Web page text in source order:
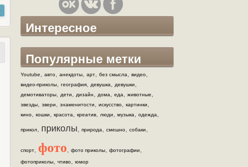
Интересное
Популярные метки
Youtube авто анекдоты арт без смысла видео
видео-приколы география девушка девушки
демотиваторы дети дизайн дома еда животные
звезды звери знаменитости искусство картинки
кино кошки красота креатив люди музыка одежда
прикол приколы природа смешно собаки
спорт фото фото приколы фотографии
фотоприколы чтиво юмор